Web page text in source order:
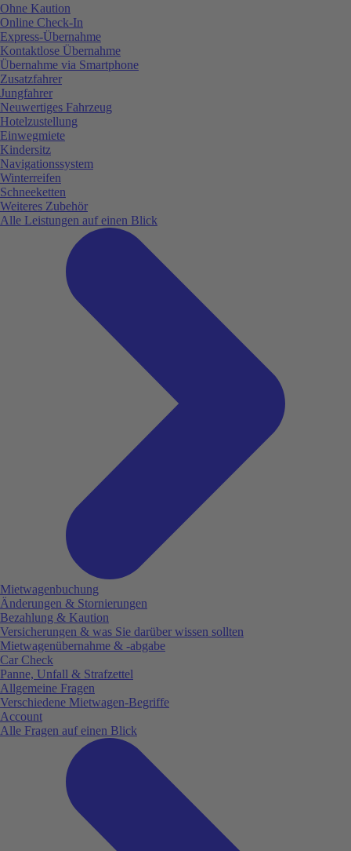
Ohne Kaution
Online Check-In
Express-Übernahme
Kontaktlose Übernahme
Übernahme via Smartphone
Zusatzfahrer
Jungfahrer
Neuwertiges Fahrzeug
Hotelzustellung
Einwegmiete
Kindersitz
Navigationssystem
Winterreifen
Schneeketten
Weiteres Zubehör
Alle Leistungen auf einen Blick
Mietwagenbuchung
Änderungen & Stornierungen
Bezahlung & Kaution
Versicherungen & was Sie darüber wissen sollten
Mietwagenübernahme & -abgabe
Car Check
Panne, Unfall & Strafzettel
Allgemeine Fragen
Verschiedene Mietwagen-Begriffe
Account
Alle Fragen auf einen Blick